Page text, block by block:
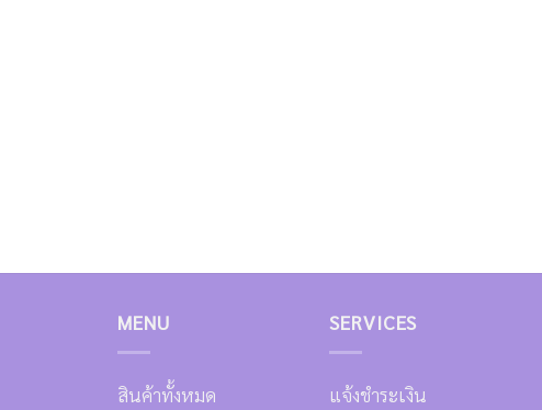
MENU
สินค้าทั้งหมด
SERVICES
แจ้งชำระเงิน